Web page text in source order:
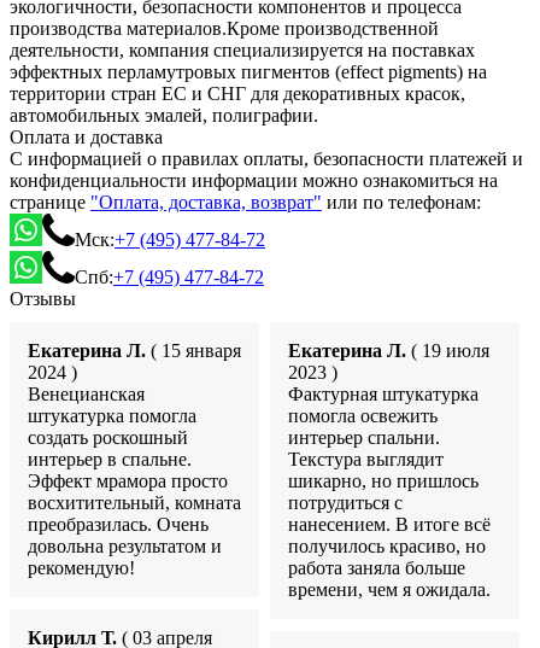
экологичности, безопасности компонентов и процесса
производства материалов.Кроме производственной
деятельности, компания специализируется на поставках
эффектных перламутровых пигментов (effect pigments) на
территории стран ЕС и СНГ для декоративных красок,
автомобильных эмалей, полиграфии.
Оплата и доставка
С информацией о правилах оплаты, безопасности платежей и
конфиденциальности информации можно ознакомиться на
странице "Оплата, доставка, возврат" или по телефонам:
Мск:+7 (495) 477-84-72
Спб:+7 (495) 477-84-72
Отзывы
Екатерина Л. ( 15 января
2024 )
Венецианская
штукатурка помогла
создать роскошный
интерьер в спальне.
Эффект мрамора просто
восхитительный, комната
преобразилась. Очень
довольна результатом и
рекомендую!
Кирилл Т. ( 03 апреля
Екатерина Л. ( 19 июля
2023 )
Фактурная штукатурка
помогла освежить
интерьер спальни.
Текстура выглядит
шикарно, но пришлось
потрудиться с
нанесением. В итоге всё
получилось красиво, но
работа заняла больше
времени, чем я ожидала.